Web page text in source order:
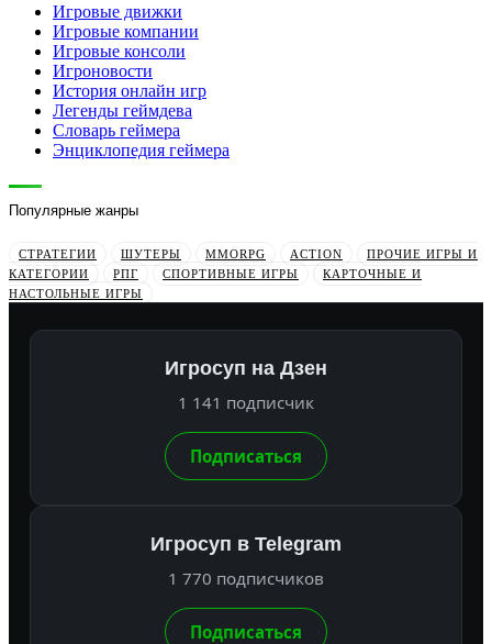
Игровые движки
Игровые компании
Игровые консоли
Игроновости
История онлайн игр
Легенды геймдева
Словарь геймера
Энциклопедия геймера
Популярные жанры
СТРАТЕГИИ ШУТЕРЫ MMORPG ACTION
ПРОЧИЕ ИГРЫ И
КАТЕГОРИИ
РПГ СПОРТИВНЫЕ ИГРЫ
КАРТОЧНЫЕ И
НАСТОЛЬНЫЕ ИГРЫ
Игросуп на Дзен
1 141 подписчик
Подписаться
Игросуп в Telegram
1 770 подписчиков
Подписаться